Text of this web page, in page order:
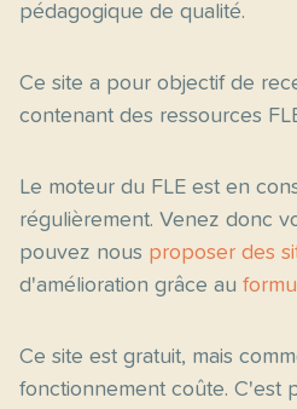
pédagogique de qualité.
Ce site a pour objectif de
contenant des ressources
Le moteur du FLE est en
régulièrement. Venez donc
pouvez nous proposer des
d'amélioration grâce au
Ce site est gratuit, mais
fonctionnement coûte. C'est